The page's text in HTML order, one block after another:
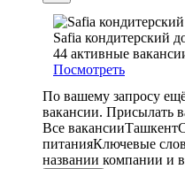
Safia кондитерский
44 активные
Посмотреть
По вашему запросу
вакансии. Присылать
Все вакансииТашкент
питанияКлючевые
названии компании и